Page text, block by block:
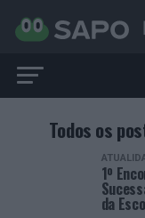
Todos os
1º
da